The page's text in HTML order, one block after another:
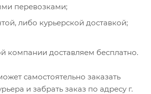
перевозками;
либо курьерской доставкой;
компании доставляем бесплатно.
самостоятельно заказать
и забрать заказ по адресу г.